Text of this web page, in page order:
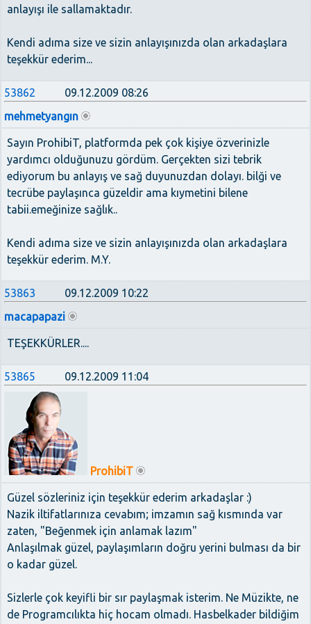
anlayışı ile sallamaktadır.
Kendi adıma size ve sizin anlayışınızda olan arkadaşlara
teşekkür ederim...
53862
09.12.2009 08:26
mehmetyangın
Sayın ProhibiT, platformda pek çok kişiye özverinizle
yardımcı olduğunuzu gördüm. Gerçekten sizi tebrik
ediyorum bu anlayış ve sağ duyunuzdan dolayı. bilği ve
tecrübe paylaşınca güzeldir ama kıymetini bilene
tabii.emeğinize sağlık..
Kendi adıma size ve sizin anlayışınızda olan arkadaşlara
teşekkür ederim. M.Y.
53863
09.12.2009 10:22
macapapazi
TEŞEKKÜRLER....
53865 09.12.2009 11:04
ProhibiT
Güzel sözleriniz için teşekkür ederim arkadaşlar :)
Nazik iltifatlarınıza cevabım; imzamın sağ kısmında var
zaten, "Beğenmek için anlamak lazım"
Anlaşılmak güzel, paylaşımların doğru yerini bulması da bir
o kadar güzel.
Sizlerle çok keyifli bir sır paylaşmak isterim. Ne Müzikte, ne
de Programcılıkta hiç hocam olmadı. Hasbelkader bildiğim